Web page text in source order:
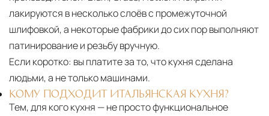
лакируются в несколько слоёв с промежуточной
шлифовкой, а некоторые фабрики до сих пор выполняют
патинирование и резьбу вручную.
Если коротко: вы платите за то, что кухня сделана
людьми, а не только машинами.
КОМУ ПОДХОДИТ ИТАЛЬЯНСКАЯ КУХНЯ?
Тем, для кого кухня — не просто функциональное